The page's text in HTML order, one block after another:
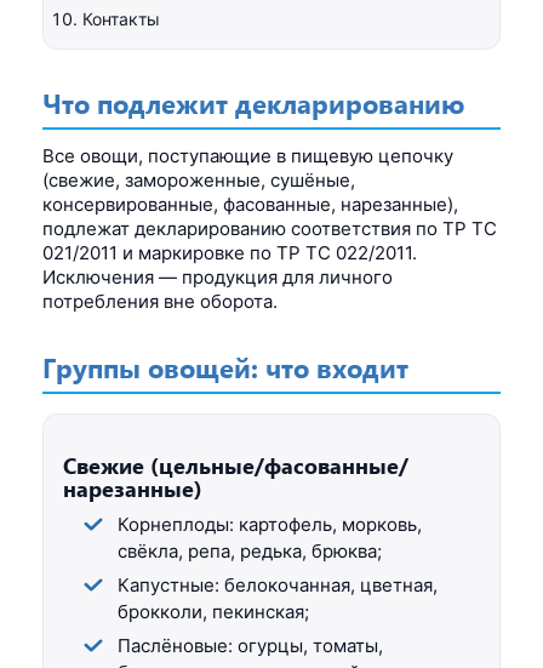
Контакты
Что подлежит декларированию
Все овощи, поступающие в пищевую цепочку
(свежие, замороженные, сушёные,
консервированные, фасованные, нарезанные),
подлежат декларированию соответствия по ТР ТС
021/2011 и маркировке по ТР ТС 022/2011.
Исключения — продукция для личного
потребления вне оборота.
Группы овощей: что входит
Свежие (цельные/фасованные/
нарезанные)
Корнеплоды: картофель, морковь,
свёкла, репа, редька, брюква;
Капустные: белокочанная, цветная,
брокколи, пекинская;
Паслёновые: огурцы, томаты,